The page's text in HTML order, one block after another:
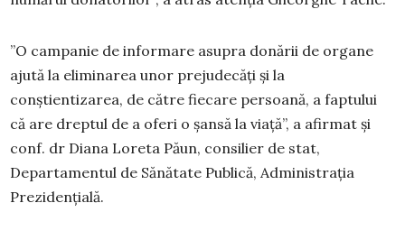
”O campanie de informare asupra donării de organe
ajută la eliminarea unor prejudecăți și la
conștientizarea, de către fiecare persoană, a faptului
că are dreptul de a oferi o șansă la viață”, a afirmat și
conf. dr Diana Loreta Păun, consilier de stat,
Departamentul de Sănătate Publică, Administrația
Prezidențială.